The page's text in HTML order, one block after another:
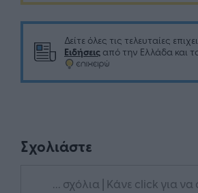
Δείτε όλες τις τελευταίες
Ειδήσεις από την Ελλάδα και
Σχολιάστε
... σχόλια | Κάνε click για να